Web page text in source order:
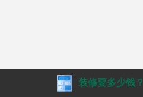
装修要多少钱？